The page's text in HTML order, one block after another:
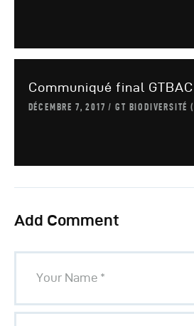
Communiqué final
DÉCEMBRE 7, 2017 GT BIODIVERSITÉ
Add Comment